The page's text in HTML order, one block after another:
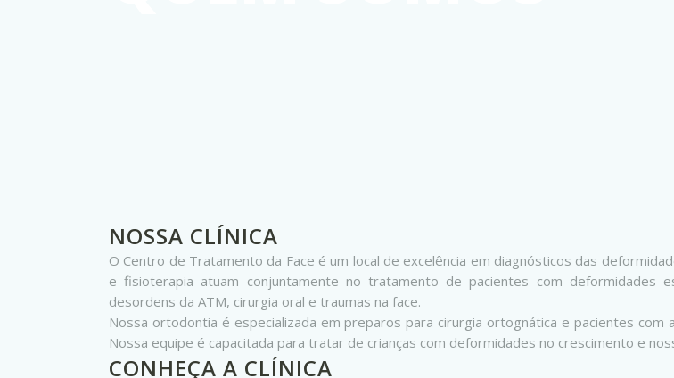
NOSSA CLÍNICA
O Centro de Tratamento da Face é um local de excelência em diagnósticos das
e fisioterapia atuam conjuntamente no tratamento de pacientes com deformidades
desordens da ATM, cirurgia oral e traumas na face.
Nossa ortodontia é especializada em preparos para cirurgia ortognática e pacientes
Nossa equipe é capacitada para tratar de crianças com deformidades no crescimento e
CONHEÇA A CLÍNICA